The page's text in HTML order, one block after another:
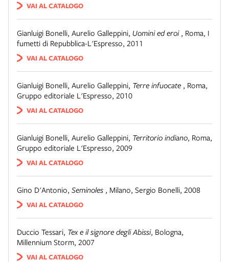
VAI AL CATALOGO
Gianluigi Bonelli, Aurelio Galleppini, Uomini ed eroi , Roma, I
fumetti di Repubblica-L'Espresso, 2011
VAI AL CATALOGO
Gianluigi Bonelli, Aurelio Galleppini, Terre infuocate , Roma,
Gruppo editoriale L'Espresso, 2010
VAI AL CATALOGO
Gianluigi Bonelli, Aurelio Galleppini, Territorio indiano, Roma,
Gruppo editoriale L'Espresso, 2009
VAI AL CATALOGO
Gino D'Antonio, Seminoles , Milano, Sergio Bonelli, 2008
VAI AL CATALOGO
Duccio Tessari, Tex e il signore degli Abissi, Bologna,
Millennium Storm, 2007
VAI AL CATALOGO